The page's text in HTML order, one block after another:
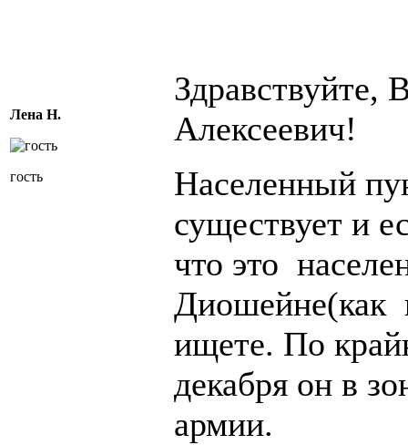
Лена Н.
гость
Здравствуйте,
Алексеевич!
Населенный
существует и
что это
ищете. По
декабря он в
армии.